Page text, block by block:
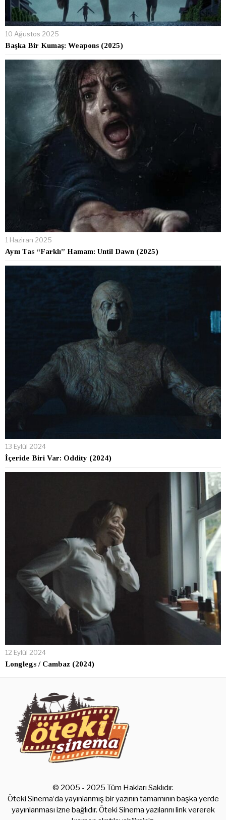
10 Ağustos 2025
Başka Bir Kumaş: Weapons (2025)
1 Haziran 2025
Aynı Tas “Farklı” Hamam: Until Dawn (2025)
13 Eylül 2024
İçeride Biri Var: Oddity (2024)
12 Eylül 2024
Longlegs / Cambaz (2024)
© 2005 - 2025 Tüm Hakları Saklıdır.
Öteki Sinema‘da yayınlanmış bir yazının tamamının başka yerde
yayınlanması izne bağlıdır. Öteki Sinema yazılarını link vererek